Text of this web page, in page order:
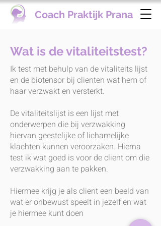
Coach Praktijk Prana
Wat is de vitaliteitstest?
Ik test met behulp van de vitaliteits lijst
en de biotensor bij clienten wat hem of
haar verzwakt en versterkt.
De vitaliteitslijst is een lijst met
onderwerpen die bij verzwakking
hiervan geestelijke of lichamelijke
klachten kunnen veroorzaken. Hierna
test ik wat goed is voor de client om die
verzwakking aan te pakken.
Hiermee krijg je als client een beeld van
wat er onbewust speelt in jezelf en wat
je hiermee kunt doen